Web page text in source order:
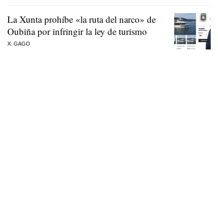
La Xunta prohíbe «la ruta del narco» de
Oubiña por infringir la ley de turismo
X. GAGO